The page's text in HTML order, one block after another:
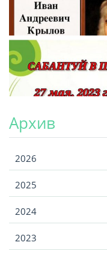
Архив
2026
2025
2024
2023